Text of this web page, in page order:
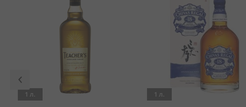
1 л. 1 л.